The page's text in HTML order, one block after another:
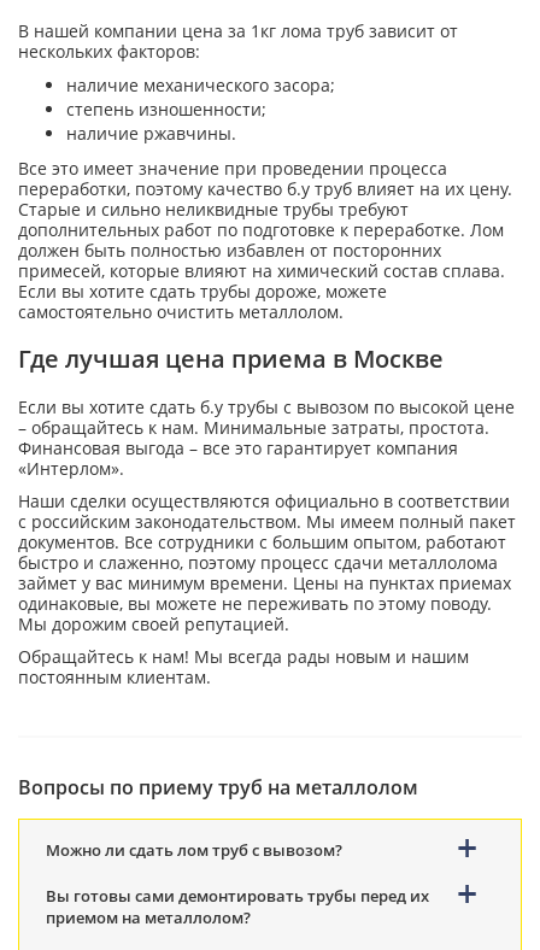
В нашей компании цена за 1кг лома труб зависит от
нескольких факторов:
наличие механического засора;
степень изношенности;
наличие ржавчины.
Все это имеет значение при проведении процесса
переработки, поэтому качество б.у труб влияет на их цену.
Старые и сильно неликвидные трубы требуют
дополнительных работ по подготовке к переработке. Лом
должен быть полностью избавлен от посторонних
примесей, которые влияют на химический состав сплава.
Если вы хотите сдать трубы дороже, можете
самостоятельно очистить металлолом.
Где лучшая цена приема в Москве
Если вы хотите сдать б.у трубы с вывозом по высокой цене
– обращайтесь к нам. Минимальные затраты, простота.
Финансовая выгода – все это гарантирует компания
«Интерлом».
Наши сделки осуществляются официально в соответствии
с российским законодательством. Мы имеем полный пакет
документов. Все сотрудники с большим опытом, работают
быстро и слаженно, поэтому процесс сдачи металлолома
займет у вас минимум времени. Цены на пунктах приемах
одинаковые, вы можете не переживать по этому поводу.
Мы дорожим своей репутацией.
Обращайтесь к нам! Мы всегда рады новым и нашим
постоянным клиентам.
Вопросы по приему труб на металлолом
Можно ли сдать лом труб с вывозом?
Вы готовы сами демонтировать трубы перед их
приемом на металлолом?